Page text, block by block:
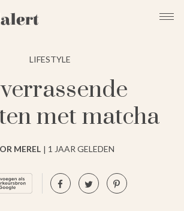
LIFESTYLE
met matcha
MEREL 1 JAAR GELEDEN